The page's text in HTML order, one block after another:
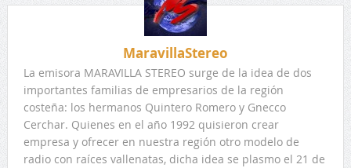
MaravillaStereo
La emisora MARAVILLA STEREO surge de la idea de dos
importantes familias de empresarios de la región
costeña: los hermanos Quintero Romero y Gnecco
Cerchar. Quienes en el año 1992 quisieron crear
empresa y ofrecer en nuestra región otro modelo de
radio con raíces vallenatas, dicha idea se plasmo el 21 de